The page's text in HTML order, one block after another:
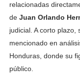
relacionadas
de Juan Orlando
judicial. A corto
mencionado en
Honduras, donde su
público.